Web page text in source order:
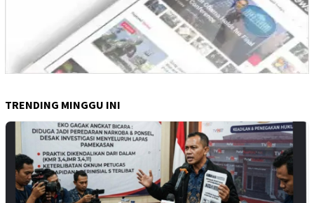
TRENDING MINGGU INI